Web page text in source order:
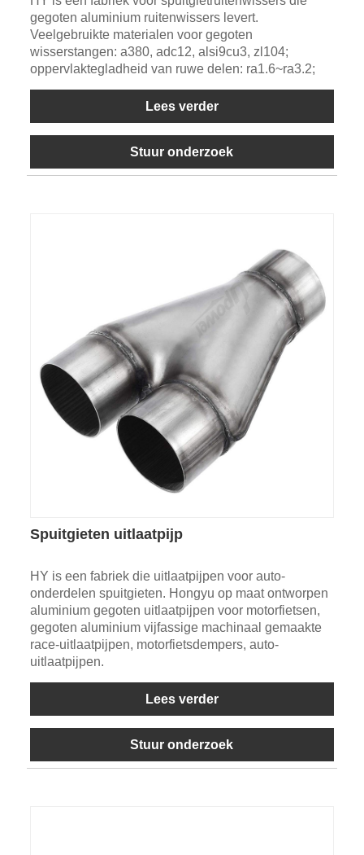
gegoten aluminium ruitenwissers levert.
Veelgebruikte materialen voor gegoten
wisserstangen: a380, adc12, alsi9cu3, zl104;
oppervlaktegladheid van ruwe delen: ra1.6~ra3.2;
Lees verder
Stuur onderzoek
Spuitgieten uitlaatpijp
HY is een fabriek die uitlaatpijpen voor auto-
onderdelen spuitgieten. Hongyu op maat ontworpen
aluminium gegoten uitlaatpijpen voor motorfietsen,
gegoten aluminium vijfassige machinaal gemaakte
race-uitlaatpijpen, motorfietsdempers, auto-
uitlaatpijpen.
Lees verder
Stuur onderzoek